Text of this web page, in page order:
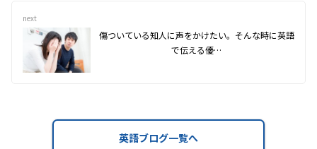
next
傷ついている知人に声をかけたい。そんな時に英語
で伝える優…
英語ブログ一覧へ